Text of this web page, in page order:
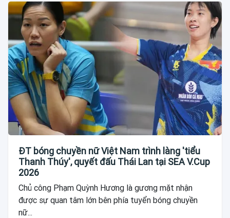
ĐT bóng chuyền nữ Việt Nam trình làng 'tiểu
Thanh Thúy', quyết đấu Thái Lan tại SEA V.Cup
2026
Chủ công Phạm Quỳnh Hương là gương mặt nhận
được sự quan tâm lớn bên phía tuyển bóng chuyền
nữ...